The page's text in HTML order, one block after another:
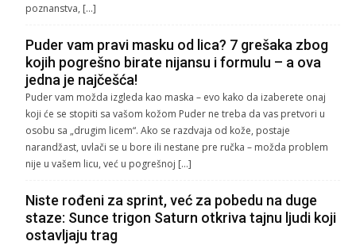
poznanstva, […]
Puder vam pravi masku od lica? 7 grešaka zbog
kojih pogrešno birate nijansu i formulu – a ova
jedna je najčešća!
Puder vam možda izgleda kao maska – evo kako da izaberete onaj
koji će se stopiti sa vašom kožom Puder ne treba da vas pretvori u
osobu sa „drugim licem“. Ako se razdvaja od kože, postaje
narandžast, uvlači se u bore ili nestane pre ručka – možda problem
nije u vašem licu, već u pogrešnoj […]
Niste rođeni za sprint, već za pobedu na duge
staze: Sunce trigon Saturn otkriva tajnu ljudi koji
ostavljaju trag